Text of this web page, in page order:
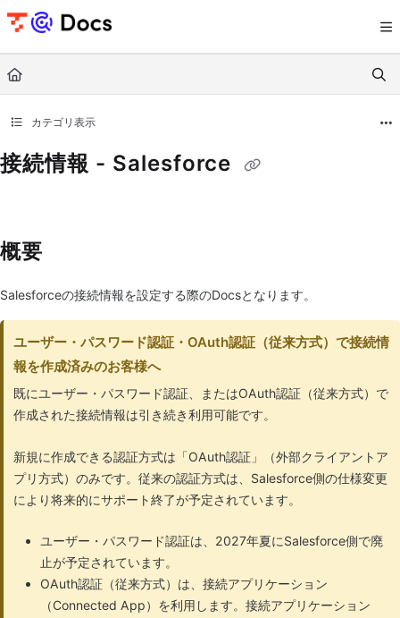
Documentation Index
Use this file to discover all available pages before exploring further.
カテゴリ表示
接続情報 - Salesforce
概要
Salesforceの接続情報を設定する際のDocsとなります。
ユーザー・パスワード認証・OAuth認証（従来方式）で接続情
報を作成済みのお客様へ
既にユーザー・パスワード認証、またはOAuth認証（従来方式）で
作成された接続情報は引き続き利用可能です。
新規に作成できる認証方式は「OAuth認証」（外部クライアントア
プリ方式）のみです。従来の認証方式は、Salesforce側の仕様変更
により将来的にサポート終了が予定されています。
ユーザー・パスワード認証は、2027年夏にSalesforce側で廃
止が予定されています。
OAuth認証（従来方式）は、接続アプリケーション
（Connected App）を利用します。接続アプリケーション